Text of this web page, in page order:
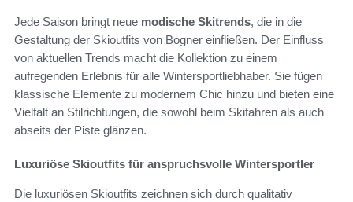
Jede Saison bringt neue modische Skitrends, die in die
Gestaltung der Skioutfits von Bogner einfließen. Der Einfluss
von aktuellen Trends macht die Kollektion zu einem
aufregenden Erlebnis für alle Wintersportliebhaber. Sie fügen
klassische Elemente zu modernem Chic hinzu und bieten eine
Vielfalt an Stilrichtungen, die sowohl beim Skifahren als auch
abseits der Piste glänzen.
Luxuriöse Skioutfits für anspruchsvolle Wintersportler
Die luxuriösen Skioutfits zeichnen sich durch qualitativ